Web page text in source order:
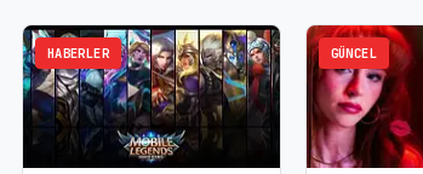
HABERLER GÜNCEL